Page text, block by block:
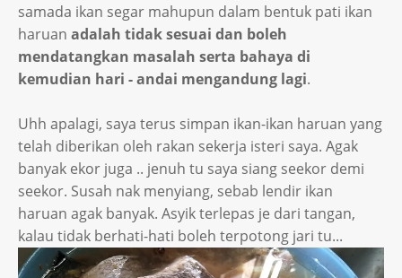
samada ikan segar mahupun dalam bentuk pati ikan
haruan adalah tidak sesuai dan boleh
mendatangkan masalah serta bahaya di
kemudian hari - andai mengandung lagi.
Uhh apalagi, saya terus simpan ikan-ikan haruan yang
telah diberikan oleh rakan sekerja isteri saya. Agak
banyak ekor juga .. jenuh tu saya siang seekor demi
seekor. Susah nak menyiang, sebab lendir ikan
haruan agak banyak. Asyik terlepas je dari tangan,
kalau tidak berhati-hati boleh terpotong jari tu...